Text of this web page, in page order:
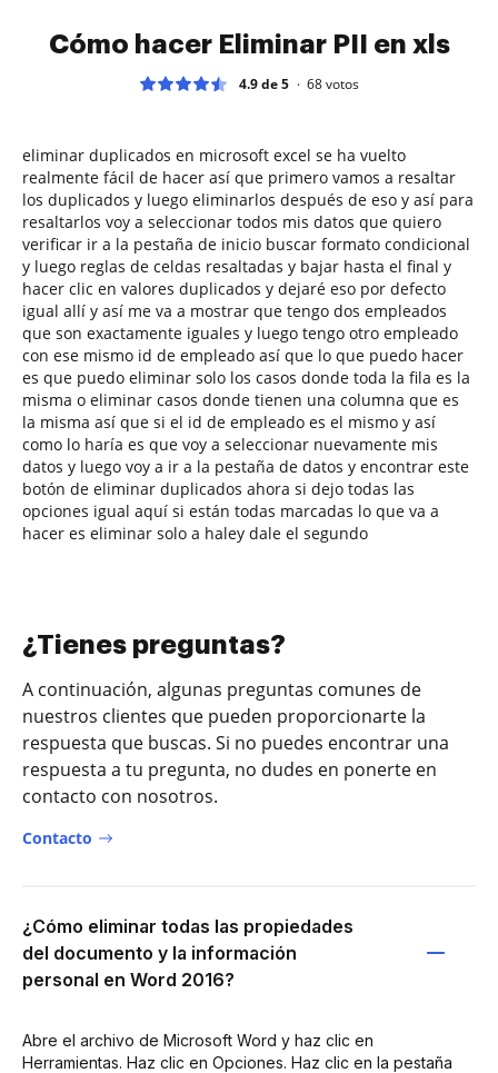
Cómo hacer Eliminar PII en xls
4.9 de 5 68votos
eliminar duplicados en microsoft excel se ha vuelto
realmente fácil de hacer así que primero vamos a resaltar
los duplicados y luego eliminarlos después de eso y así para
resaltarlos voy a seleccionar todos mis datos que quiero
verificar ir a la pestaña de inicio buscar formato condicional
y luego reglas de celdas resaltadas y bajar hasta el final y
hacer clic en valores duplicados y dejaré eso por defecto
igual allí y así me va a mostrar que tengo dos empleados
que son exactamente iguales y luego tengo otro empleado
con ese mismo id de empleado así que lo que puedo hacer
es que puedo eliminar solo los casos donde toda la fila es la
misma o eliminar casos donde tienen una columna que es
la misma así que si el id de empleado es el mismo y así
como lo haría es que voy a seleccionar nuevamente mis
datos y luego voy a ir a la pestaña de datos y encontrar este
botón de eliminar duplicados ahora si dejo todas las
opciones igual aquí si están todas marcadas lo que va a
hacer es eliminar solo a haley dale el segundo
¿Tienes preguntas?
A continuación, algunas preguntas comunes de
nuestros clientes que pueden proporcionarte la
respuesta que buscas. Si no puedes encontrar una
respuesta a tu pregunta, no dudes en ponerte en
contacto con nosotros.
Contacto
¿Cómo eliminar todas las propiedades
del documento y la información
personal en Word 2016?
Abre el archivo de Microsoft Word y haz clic en
Herramientas. Haz clic en Opciones. Haz clic en la pestaña